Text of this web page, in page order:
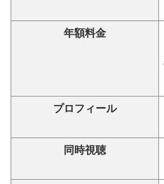
年額料金
プロフィール
同時視聴